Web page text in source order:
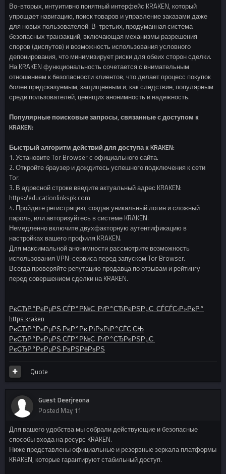
Во-вторых, интуитивно понятный интерфейс KRAKEN, который
упрощает навигацию, поиск товаров и управление заказами даже
для новых пользователей. В-третьих, продуманная система
безопасных транзакций, включающая механизмы разрешения
споров (диспутов) и возможность использования условного
депонирования, что минимизирует риски для обеих сторон сделки.
На KRAKEN функциональность сочетается с внимательным
отношением к безопасности клиентов, что делает процесс покупок
более предсказуемым, защищенным и, как следствие, популярным
среди пользователей, ценящих анонимность и надежность.
Популярные поисковые запросы, связанные с доступом к
KRAKEN:
Быстрый алгоритм действий для доступа к KRAKEN:
1. Установите Tor Browser с официального сайта.
2. Откройте браузер и дождитесь успешного подключения к сети
Tor.
3. В адресной строке введите актуальный адрес KRAKEN:
https://educationlinkspk.com
4. Пройдите регистрацию, создав уникальный логин и сложный
пароль, или авторизуйтесь в системе KRAKEN.
Немедленно включите двухфакторную аутентификацию в
настройках вашего профиля KRAKEN.
Для максимальной анонимности рассмотрите возможность
использования VPN-сервиса перед запуском Tor Browser.
Всегда проверяйте репутацию продавца по отзывам и рейтингу
перед совершением сделки на KRAKEN.
РєСЂР°РєРµРЅ СЃР°Р№С‚ РґР°СЂРєРЅРµС‚ СЃСЃС‹Р»РєР°
https kraken
РєСЂР°РєРµРЅ РєР°Рє РїРѕРїР°СЃС‚СЊ
РєСЂР°РєРµРЅ СЃР°Р№С‚ РґР°СЂРєРЅРµС‚
РєСЂР°РєРµРЅ РѕРЅРёРѕРЅ
Quote
Guest Deerjreona
Posted May 11
Для вашего удобства мы собрали действующие и безопасные
способы входа на ресурс KRAKEN.
Ниже представлены официальные и резервные зеркала платформы
KRAKEN, которые гарантируют стабильный доступ.